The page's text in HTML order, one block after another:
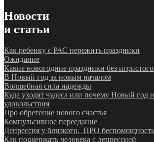
Новости
и статьи
Как ребенку с РАС пережить праздники
Ожидание
Какие новогодние праздники без
В Новый год за новым началом
Волшебная сила надежды
Куда уходят чудеса или почему Новый год
удовольствия
Про обретение нового счастья
Компульсивное переедание
Депрессия у близкого. ПРО
Как поддержать человека с депрессией